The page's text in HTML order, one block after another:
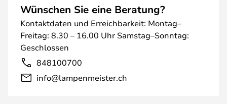
Wünschen Sie eine Beratung?
Kontaktdaten und Erreichbarkeit: Montag–
Freitag: 8.30 – 16.00 Uhr Samstag–Sonntag:
Geschlossen
848100700
info@lampenmeister.ch